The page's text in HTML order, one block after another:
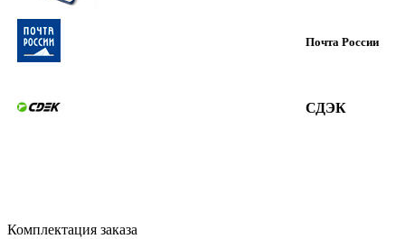
Почта России
СДЭК
Комплектация заказа